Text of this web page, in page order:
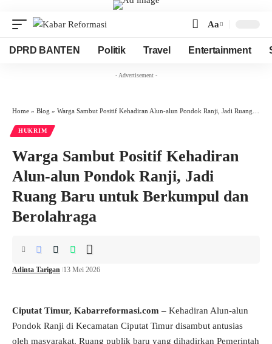
Font
Resizer
Aa
DPRD BANTEN Politik Travel Entertainment
- Advertisement -
Home » Blog » Warga Sambut Positif Kehadiran Alun-alun Pondok Ranji, Jadi Ruang Baru untuk Berkumpul dan Berolahraga
HUKRIM
Warga Sambut Positif Kehadiran
Alun-alun Pondok Ranji, Jadi
Ruang Baru untuk Berkumpul dan
Berolahraga
Adinta Tarigan 13 Mei 2026
Ciputat Timur, Kabarreformasi.com – Kehadiran Alun-alun
Pondok Ranji di Kecamatan Ciputat Timur disambut antusias
oleh masyarakat. Ruang publik baru yang dihadirkan Pemerintah